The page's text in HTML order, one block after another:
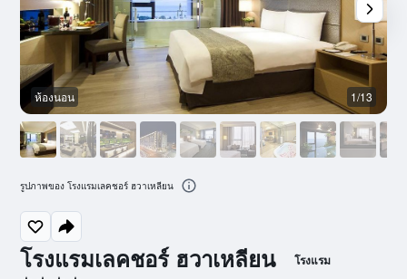
โรงแรมเลคชอร์ ฮวาเหลียน โรงแรม
ห้องนอน 1/13
รูปภาพของ โรงแรมเลคชอร์ ฮวาเหลียน